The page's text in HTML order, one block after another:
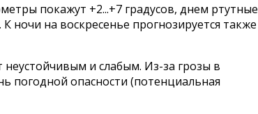
покажут +2...+7 градусов, днем ртутные
ночи на воскресенье прогнозируется также
неустойчивым и слабым. Из-за грозы в
погодной опасности (потенциальная